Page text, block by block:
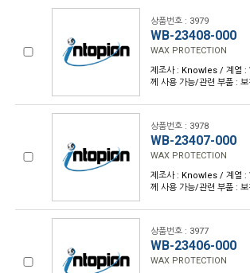
상품번호 : 3979
WB-23408-000
WAX PROTECTION
제조사 : Knowles / 계열 :
께 사용 가능/관련 부품 : 보
상품번호 : 3978
WB-23407-000
WAX PROTECTION
제조사 : Knowles / 계열 :
께 사용 가능/관련 부품 : 보
상품번호 : 3977
WB-23406-000
WAX PROTECTION